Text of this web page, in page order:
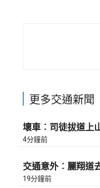
更多交通新聞
壞車︰司徒拔道上
4分鐘前
交通意外︰麗翔道
19分鐘前